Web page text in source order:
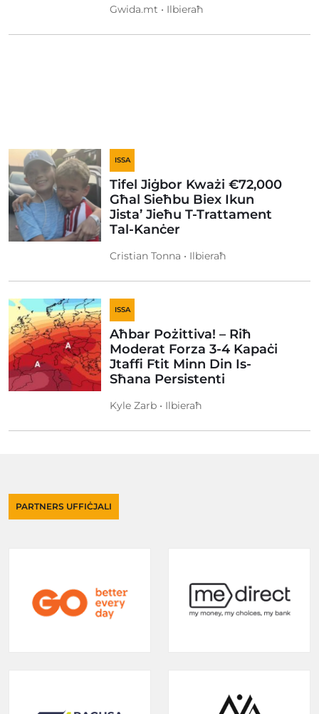
Gwida.mt • Ilbieraħ
ISSA
Tifel Jiġbor Kważi €72,000
Għal Sieħbu Biex Ikun
Jista’ Jieħu T-Trattament
Tal-Kanċer
Cristian Tonna • Ilbieraħ
ISSA
Aħbar Pożittiva! – Riħ
Moderat Forza 3-4 Kapaċi
Jtaffi Ftit Minn Din Is-
Sħana Persistenti
Kyle Zarb • Ilbieraħ
PARTNERS UFFIĊJALI